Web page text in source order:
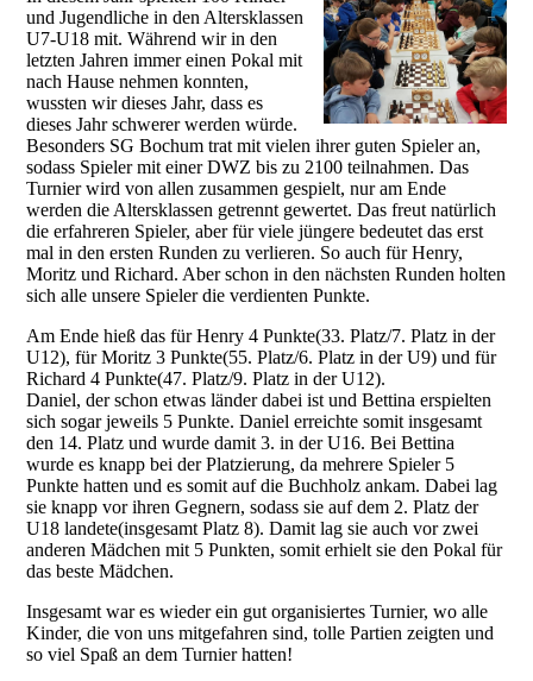
und Jugendliche in den Altersklassen
U7-U18 mit. Während wir in den
letzten Jahren immer einen Pokal mit
nach Hause nehmen konnten,
wussten wir dieses Jahr, dass es
dieses Jahr schwerer werden würde.
Besonders SG Bochum trat mit vielen ihrer guten Spieler an,
sodass Spieler mit einer DWZ bis zu 2100 teilnahmen. Das
Turnier wird von allen zusammen gespielt, nur am Ende
werden die Altersklassen getrennt gewertet. Das freut natürlich
die erfahreren Spieler, aber für viele jüngere bedeutet das erst
mal in den ersten Runden zu verlieren. So auch für Henry,
Moritz und Richard. Aber schon in den nächsten Runden holten
sich alle unsere Spieler die verdienten Punkte.
Am Ende hieß das für Henry 4 Punkte(33. Platz/7. Platz in der
U12), für Moritz 3 Punkte(55. Platz/6. Platz in der U9) und für
Richard 4 Punkte(47. Platz/9. Platz in der U12).
Daniel, der schon etwas länder dabei ist und Bettina erspielten
sich sogar jeweils 5 Punkte. Daniel erreichte somit insgesamt
den 14. Platz und wurde damit 3. in der U16. Bei Bettina
wurde es knapp bei der Platzierung, da mehrere Spieler 5
Punkte hatten und es somit auf die Buchholz ankam. Dabei lag
sie knapp vor ihren Gegnern, sodass sie auf dem 2. Platz der
U18 landete(insgesamt Platz 8). Damit lag sie auch vor zwei
anderen Mädchen mit 5 Punkten, somit erhielt sie den Pokal für
das beste Mädchen.
Insgesamt war es wieder ein gut organisiertes Turnier, wo alle
Kinder, die von uns mitgefahren sind, tolle Partien zeigten und
so viel Spaß an dem Turnier hatten!